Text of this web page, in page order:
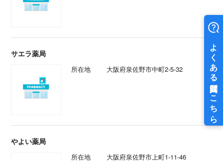
サエラ薬局
所在地 大阪府泉佐野市中町2-5-32
やよい薬局
所在地 大阪府泉佐野市上町1-11-46